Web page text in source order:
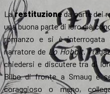
Larestituzioneda parte dei
una buona parte di loro già
romanzo e si è
narratore de Lo Hobbit. I
chiedersi e discutere tra di
Bilbo di fronte a Smaug e
coraggioso o meno,